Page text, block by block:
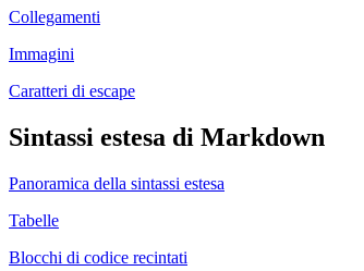
Collegamenti
Immagini
Caratteri di escape
Sintassi estesa di Markdown
Panoramica della sintassi estesa
Tabelle
Blocchi di codice recintati